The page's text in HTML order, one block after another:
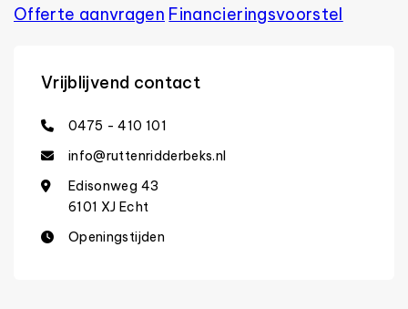
Offerte aanvragen Financierings­voorstel
Vrijblijvend contact
0475 - 410 101
info@ruttenridderbeks.nl
Edisonweg 43
6101 XJ Echt
Openingstijden